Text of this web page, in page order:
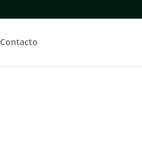
Contacto